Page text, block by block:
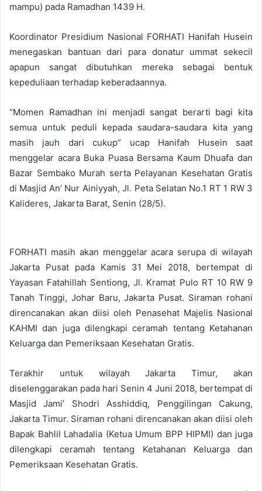
mampu) pada Ramadhan 1439 H.
Koordinator Presidium Nasional FORHATI Hanifah Husein
menegaskan bantuan dari para donatur ummat sekecil
apapun sangat dibutuhkan mereka sebagai bentuk
kepeduliaan terhadap keberadaannya.
“Momen Ramadhan ini menjadi sangat berarti bagi kita
semua untuk peduli kepada saudara-saudara kita yang
masih jauh dari cukup” ucap Hanifah Husein saat
menggelar acara Buka Puasa Bersama Kaum Dhuafa dan
Bazar Sembako Murah serta Pelayanan Kesehatan Gratis
di Masjid An’ Nur Ainiyyah, Jl. Peta Selatan No.1 RT 1 RW 3
Kalideres, Jakarta Barat, Senin (28/5).
FORHATI masih akan menggelar acara serupa di wilayah
Jakarta Pusat pada Kamis 31 Mei 2018, bertempat di
Yayasan Fatahillah Sentiong, Jl. Kramat Pulo RT 10 RW 9
Tanah Tinggi, Johar Baru, Jakarta Pusat. Siraman rohani
direncanakan akan diisi oleh Penasehat Majelis Nasional
KAHMI dan juga dilengkapi ceramah tentang Ketahanan
Keluarga dan Pemeriksaan Kesehatan Gratis.
Terakhir untuk wilayah Jakarta Timur, akan
diselenggarakan pada hari Senin 4 Juni 2018, bertempat di
Masjid Jami’ Shodri Asshiddiq, Penggilingan Cakung,
Jakarta Timur. Siraman rohani direncanakan akan diisi oleh
Bapak Bahlil Lahadalia (Ketua Umum BPP HIPMI) dan juga
dilengkapi ceramah tentang Ketahanan Keluarga dan
Pemeriksaan Kesehatan Gratis.